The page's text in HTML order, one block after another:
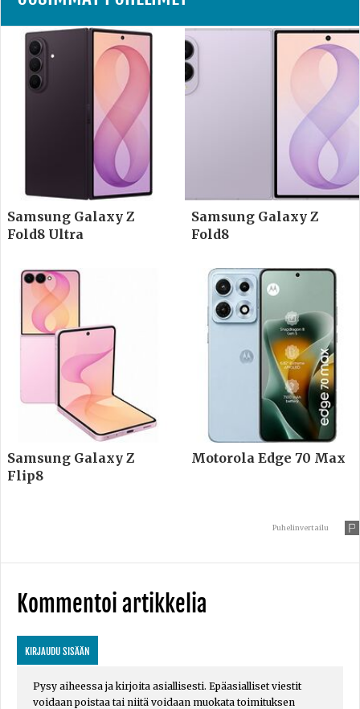
Samsung Galaxy Z
Fold8 Ultra
Samsung Galaxy Z
Fold8
Samsung Galaxy Z
Flip8
Motorola Edge 70 Max
Puhelinvertailu
Kommentoi artikkelia
KIRJAUDU SISÄÄN
Pysy aiheessa ja kirjoita asiallisesti. Epäasialliset viestit
voidaan poistaa tai niitä voidaan muokata toimituksen